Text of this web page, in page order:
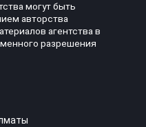
могут быть
авторства
агентства в
разрешения